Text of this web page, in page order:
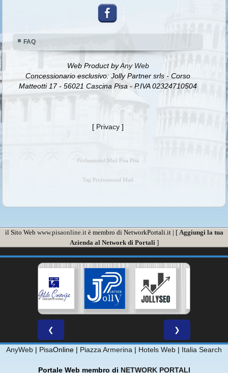
FAQ
Web Product byAny Web
Concessionario esclusivo: Jolly Partner srls - Corso
Matteotti 17 - 56021 Cascina Pisa - P.IVA 02324710504
[ Privacy ]
Professional Mail Pisa Pisa
Tag Professional Mail
il Sito Web www.pisaonline.itè membro di NetworkPortali.it | [ Aggiungi la tua
Azienda al Network di Portali]
❮ ❯
AnyWeb | PisaOnline | Piazza Armerina | Hotels Web | Italia Search
Portale Web membro di NETWORK PORTALI